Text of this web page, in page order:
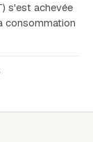
s'est achevée
consommation